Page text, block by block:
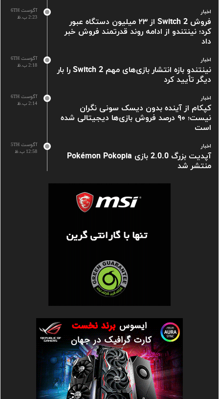
آگوست 6TH
2:23 ب.ظ
اخبار
فروش Switch 2 از ۲۳ میلیون دستگاه عبور
کرد؛ نینتندو از ادامه روند قدرتمند فروش خبر
داد
آگوست 6TH
2:18 ب.ظ
اخبار
نینتندو بازه انتشار بازی‌های مهم Switch 2 را بار
دیگر تأیید کرد
آگوست 6TH
2:14 ب.ظ
اخبار
کپکام از آینده بدون دیسک سونی نگران
نیست؛ ۹۰ درصد فروش بازی‌ها دیجیتالی شده
است
آگوست 5TH
12:58 ب.ظ
اخبار
آپدیت بزرگ 2.0.0 بازی Pokémon Pokopia
منتشر شد